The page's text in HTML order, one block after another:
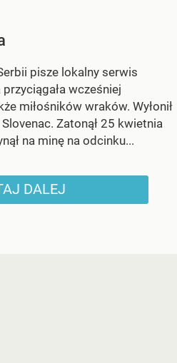
pisze lokalny serwis
wcześniej
miłośników wraków. Wyłonił
Zatonął 25 kwietnia
na minę na odcinku...
DALEJ